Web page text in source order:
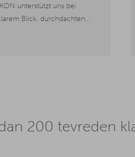
unterstützt uns bei
Blick, durchdachten
Portion Wertschätzung auf
200 tevreden